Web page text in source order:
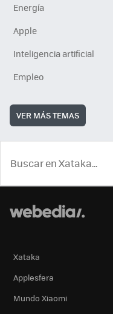
Energía
Apple
Inteligencia artificial
Empleo
VER MÁS TEMAS
Xataka
Applesfera
Mundo Xiaomi